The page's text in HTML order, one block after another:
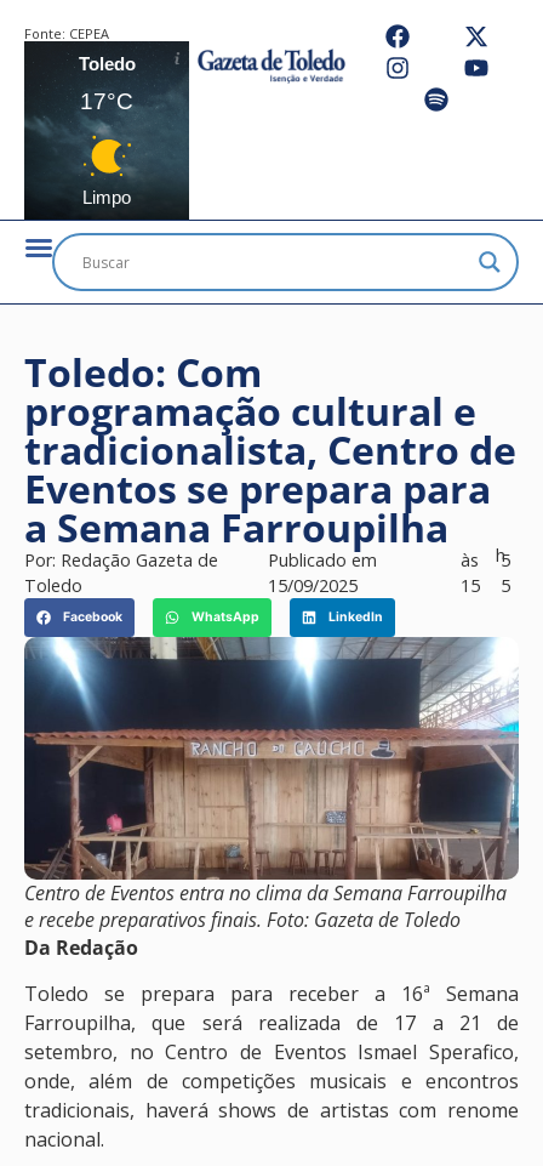
Fonte: CEPEA
Toledo
17°C
Limpo
Toledo: Com
programação cultural e
tradicionalista, Centro de
Eventos se prepara para
a Semana Farroupilha
Por: Redação Gazeta de
Toledo
Publicado em
15/09/2025
às
15
h5
5
Facebook WhatsApp LinkedIn
Centro de Eventos entra no clima da Semana Farroupilha
e recebe preparativos finais. Foto: Gazeta de Toledo
Da Redação
Toledo se prepara para receber a 16ª Semana
Farroupilha, que será realizada de 17 a 21 de
setembro, no Centro de Eventos Ismael Sperafico,
onde, além de competições musicais e encontros
tradicionais, haverá shows de artistas com renome
nacional.